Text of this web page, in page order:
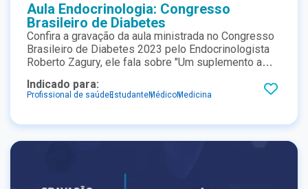
Aula Endocrinologia: Congresso
Brasileiro de Diabetes
Confira a gravação da aula ministrada no Congresso
Brasileiro de Diabetes 2023 pelo Endocrinologista
Roberto Zagury, ele fala sobre "Um suplemento a
control diabetes".
Indicado para:
Profissional de saúdeEstudanteMédicoMedicina